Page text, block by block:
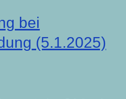
bei
(5.1.2025)